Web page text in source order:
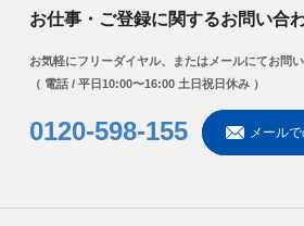
お仕事・ご登録に関するお問い合
お気軽にフリーダイヤル、またはメールにてお問い
（ 電話 / 平日10:00〜16:00 土日祝日休み ）
0120-598-155 メール